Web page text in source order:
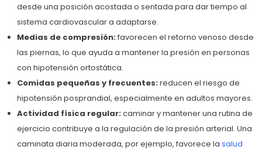
desde una posición acostada o sentada para dar tiempo al
sistema cardiovascular a adaptarse.
Medias de compresión:favorecen el retorno venoso desde
las piernas, lo que ayuda a mantener la presión en personas
con hipotensión ortostática.
Comidas pequeñas y frecuentes:reducen el riesgo de
hipotensión posprandial, especialmente en adultos mayores.
Actividad física regular:caminar y mantener una rutina de
ejercicio contribuye a la regulación de la presión arterial. Una
caminata diaria moderada, por ejemplo, favorece la salud